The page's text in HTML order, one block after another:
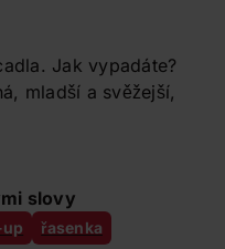
Jak vypadáte?
mladší a svěžejší,
slovy
řasenka